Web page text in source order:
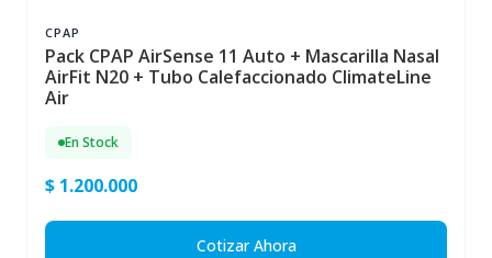
CPAP
Pack CPAP AirSense 11 Auto + Mascarilla Nasal
AirFit N20 + Tubo Calefaccionado ClimateLine
Air
En Stock
$ 1.200.000
Cotizar Ahora